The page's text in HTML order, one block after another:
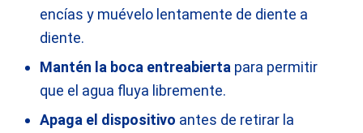
encías y muévelo lentamente de diente a
diente.
Mantén la boca entreabierta para permitir
que el agua fluya libremente.
Apaga el dispositivo antes de retirar la